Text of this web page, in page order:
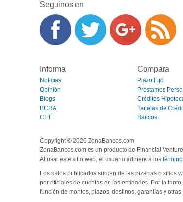
Seguinos en
Informa
Noticias
Opinión
Blogs
BCRA
CFT
Compara
Plazo Fijo
Préstamos
Créditos
Tarjetas de
Bancos
Copyright © 2026 ZonaBancos.com
ZonaBancos.com es un producto de Financial
Al usar este sitio web, el usuario adhiere a los
Los datos publicados surgen de las pizarras o sitios
por oficiales de cuentas de las entidades. Por lo
función de montos, plazos, destinos, garantías y otras